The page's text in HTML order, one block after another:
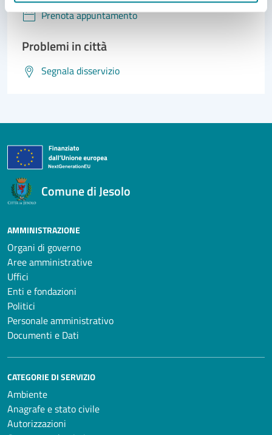
Prenota appuntamento
Problemi in città
Segnala disservizio
Comune di Jesolo
AMMINISTRAZIONE
Organi di governo
Aree amministrative
Uffici
Enti e fondazioni
Politici
Personale amministrativo
Documenti e Dati
CATEGORIE DI SERVIZIO
Ambiente
Anagrafe e stato civile
Autorizzazioni